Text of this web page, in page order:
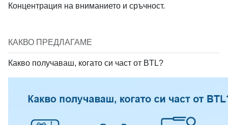
Концентрация на вниманието и сръчност.
КАКВО ПРЕДЛАГАМЕ
Какво получаваш, когато си част от BTL?